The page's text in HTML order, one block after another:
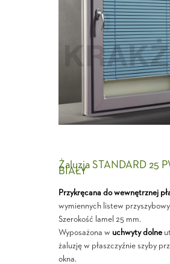
Żaluzja STANDARD 25
BIAŁY
Przykręcana do wewnętrznej
wymiennych listew
Szerokość lamel 25 mm.
Wyposażona w uchwyty dolne
żaluzję w płaszczyźnie szyby
okna.